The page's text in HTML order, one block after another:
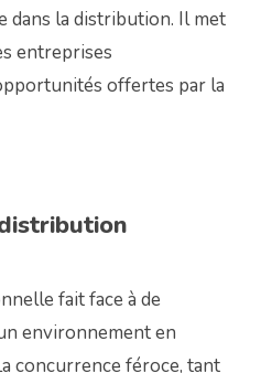
dans la distribution. Il met
entreprises
offertes par la
fait face à de
environnement en
concurrence féroce, tant